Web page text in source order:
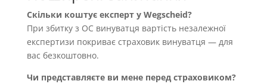
Скільки коштує експерт у Wegscheid?
При збитку з OC винуватця вартість незалежної
експертизи покриває страховик винуватця — для
вас безкоштовно.
Чи представляєте ви мене перед страховиком?